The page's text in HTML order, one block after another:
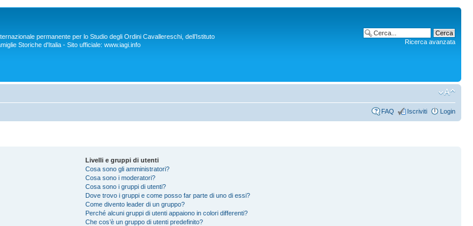
permanente per lo Studio degli Ordini Cavallereschi, dell’Istituto
Storiche d'Italia - Sito ufficiale: www.iagi.info
Ricerca avanzata
FAQ Iscriviti Login
Livelli e gruppi di utenti
Cosa sono gli amministratori?
Cosa sono i moderatori?
Cosa sono i gruppi di utenti?
Dove trovo i gruppi e come posso far parte di uno di essi?
Come divento leader di un gruppo?
Perché alcuni gruppi di utenti appaiono in colori differenti?
Che cos’è un gruppo di utenti predefinito?